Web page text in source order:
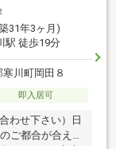
31年3ヶ月)
駅 徒歩19分
川町岡田８
即入居可
せ下さい）日
ご都合が合え